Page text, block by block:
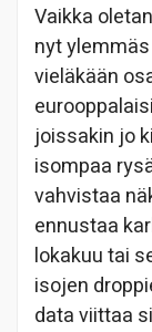
Vaikka
nyt
vieläkään
joissakin jo
isompaa
vahvistaa
ennustaa
lokakuu tai
isojen
data viittaa